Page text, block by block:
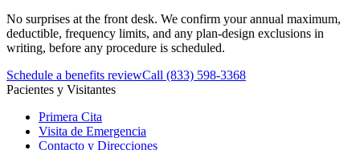
No surprises at the front desk. We confirm your annual maximum,
deductible, frequency limits, and any plan-design exclusions in
writing, before any procedure is scheduled.
Schedule a benefits reviewCall (833) 598-3368
Pacientes y Visitantes
Primera Cita
Visita de Emergencia
Contacto y Direcciones